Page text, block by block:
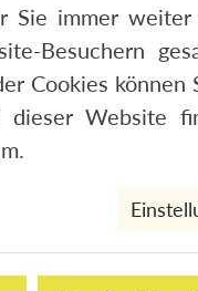
immer weiter
Besuchern
Cookies können
dieser Website
.